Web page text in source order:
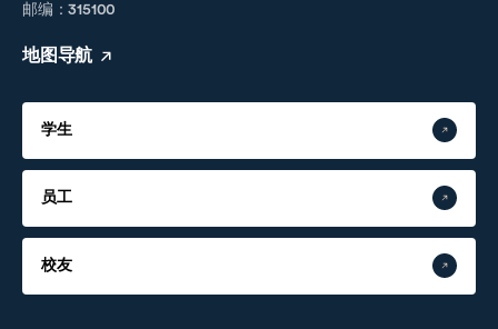
邮编：315100
地图导航
学生
员工
校友